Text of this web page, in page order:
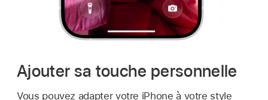
Ajouter sa touche personnelle
Vous pouvez adapter votre iPhone à votre style